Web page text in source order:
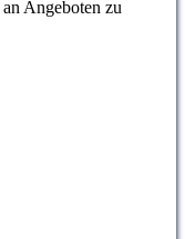
Angeboten zu